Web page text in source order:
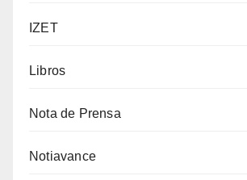
IZET
Libros
Nota de Prensa
Notiavance